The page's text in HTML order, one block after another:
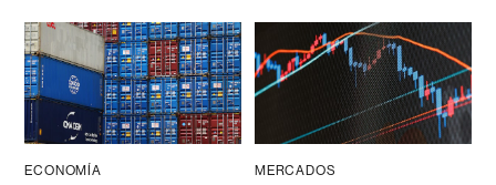
ECONOMÍA MERCADOS